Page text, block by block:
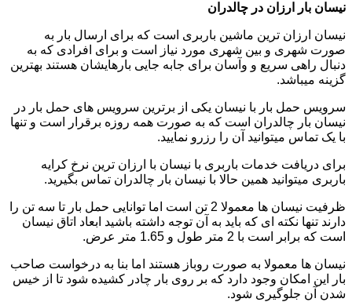
نیسان بار ارزان در چالدران
نیسان ارزان ترین ماشین باربری است که برای ارسال بار به
صورت شهری و بین شهری مورد نیاز است و برای افرادی که به
دنبال راهی سریع و وآسان برای جابه جایی بارهایشان هستند بهترین
گزینه میباشد.
سرویس حمل بار با نیسان یکی از برترین سرویس های حمل بار در
نیسان بار چالدران است که به صورت همه روزه برقرار است و تنها
با یک تماس میتوانید آن را رزرو نمایید.
برای دریافت خدمات باربری با نیسان با ارزان ترین نرخ کرایه
باربری میتوانید همین حالا با نیسان بار چالدران تماس بگیرید.
ظرفیت نیسان ها معمولا 2 تن است اما توانایی حمل بار تا سه تن را
دارند تنها نکته ای که باید به آن توجه داشته باشید ابعاد اتاق نیسان
است که برابر است با 2 متر طول و 1.65 متر عرض.
نیسان ها معمولا به صورت روباز هستند اما بنا به درخواست صاحب
بار این امکان وجود دارد که بر روی بار چادر کشیده شود تا از خیس
شدن آن جلوگیری شود.